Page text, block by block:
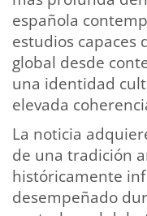
española
estudios capaces
global desde
una identidad
elevada
La noticia
de una tradición
históricamente
desempeñado